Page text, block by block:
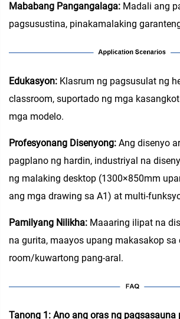
Mababang Pangangalaga: Madali ang
pagsusustina, pinakamalaking
Edukasyon: Klasrum ng pagsusulat ng
classroom, suportado ng mga
mga modelo.
Profesyonang Disenyong: Ang disenyo
pagplano ng hardin, industriyal na
ng malaking desktop (1300×850mm
ang mga drawing sa A1) at multi-
Pamilyang Nilikha: Maaaring ilipat na
na gurita, maayos upang makasakop sa
room/kuwartong pang-aral.
Tanong 1: Ano ang oras ng pagsasauna